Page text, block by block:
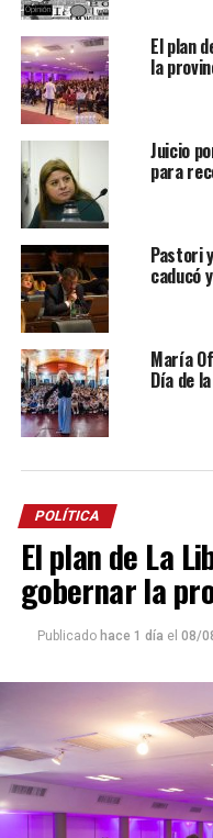
El plan
la
Juicio
para
Pastori
caducó
María
Día de
POLÍTICA
El plan de La
gobernar la
Publicado hace 1 día el 08/